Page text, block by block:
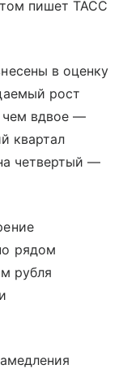
пишет ТАСС
в оценку
рост
чем вдвое —
квартал
четвертый —
рядом
рубля